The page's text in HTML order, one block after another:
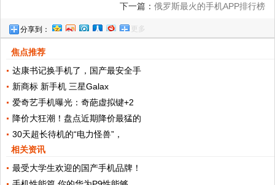
下一篇： 俄罗斯最火的手机APP排行榜
分享到： 更多
焦点推荐
达康书记换手机了，国产最安全手
新商标 新手机 三星Galax
爱奇艺手机曝光：奇葩虚拟键+2
降价大狂潮！盘点近期降价最猛的
30天超长待机的“电力怪兽”，
相关资讯
最受大学生欢迎的国产手机品牌！